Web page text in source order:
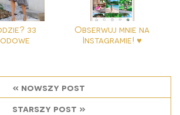
33
Obserwuj mnie na
Instagramie! ♥
« nowszy post
starszy post »